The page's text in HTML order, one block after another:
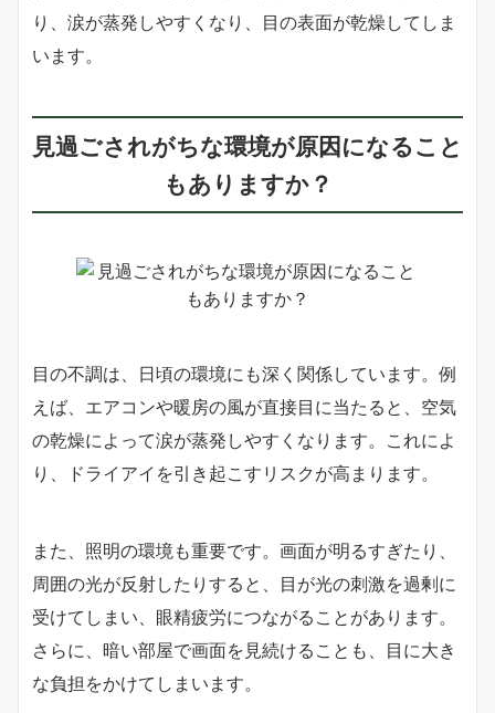
り、涙が蒸発しやすくなり、目の表面が乾燥してしま
います。
見過ごされがちな環境が原因になること
もありますか？
目の不調は、日頃の環境にも深く関係しています。例
えば、エアコンや暖房の風が直接目に当たると、空気
の乾燥によって涙が蒸発しやすくなります。これによ
り、ドライアイを引き起こすリスクが高まります。
また、照明の環境も重要です。画面が明るすぎたり、
周囲の光が反射したりすると、目が光の刺激を過剰に
受けてしまい、眼精疲労につながることがあります。
さらに、暗い部屋で画面を見続けることも、目に大き
な負担をかけてしまいます。